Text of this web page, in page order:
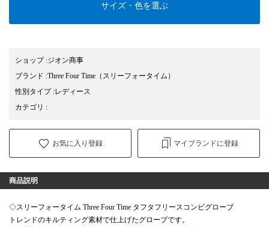
サイズ・色を選ぶ
ショップ:ジオン商事
ブランド :Three Four Time （スリーフォータイム）
性別タイプ:レディース
カテゴリ :
お気に入り登録 マイブランドに登録
商品説明
◇スリーフォータイム Three Four Time タフタフリースコンビグローブ
トレンドのキルティング素材で仕上げたグローブです。